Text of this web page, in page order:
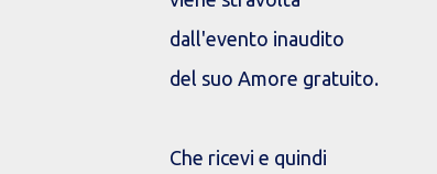
dall'evento inaudito
del suo Amore gratuito.
Che ricevi e quindi